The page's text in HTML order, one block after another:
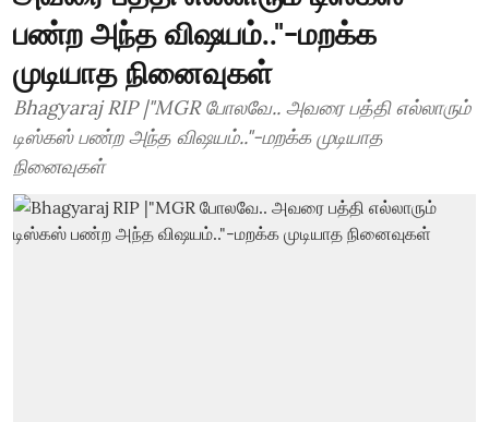
பண்ற அந்த விஷயம்.."-மறக்க
முடியாத நினைவுகள்
Bhagyaraj RIP |"MGR போலவே.. அவரை பத்தி எல்லாரும்
டிஸ்கஸ் பண்ற அந்த விஷயம்.."-மறக்க முடியாத
நினைவுகள்